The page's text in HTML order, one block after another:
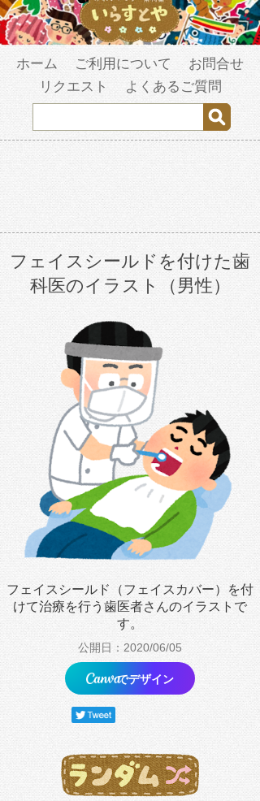
ホーム ご利用について
お問合せ
リクエスト
よくあるご質問
フェイスシールドを付けた歯
科医のイラスト（男性）
フェイスシールド（フェイスカバー）を付
けて治療を行う歯医者さんのイラストで
す。
公開日：2020/06/05
でデザイン